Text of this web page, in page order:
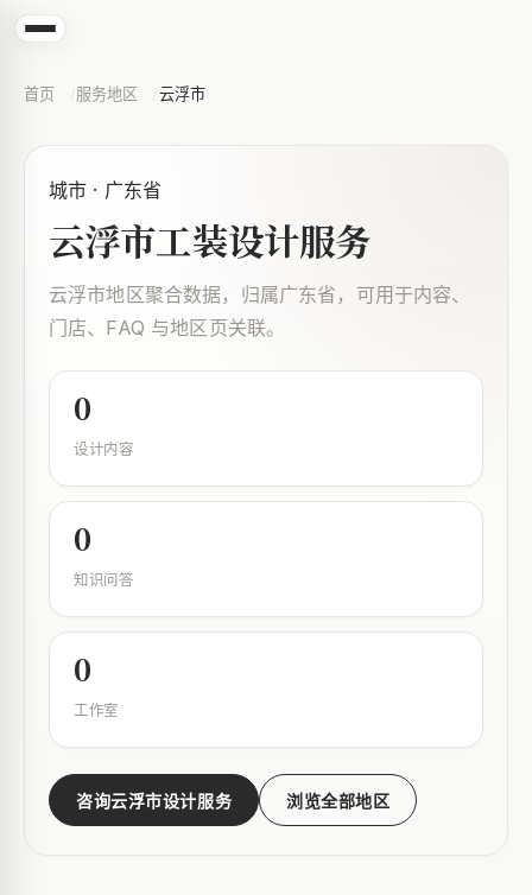
首页 服务地区 云浮市
城市 · 广东省
云浮市工装设计服务
云浮市地区聚合数据，归属广东省，可用于内容、
门店、FAQ 与地区页关联。
0
设计内容
0
知识问答
0
工作室
咨询云浮市设计服务 浏览全部地区